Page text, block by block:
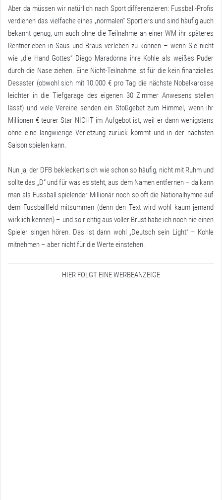
Aber da müssen wir natürlich nach Sport differenzieren: Fussball-Profis
verdienen das vielfache eines „normalen“ Sportlers und sind häufig auch
bekannt genug, um auch ohne die Teilnahme an einer WM ihr späteres
Rentnerleben in Saus und Braus verleben zu können – wenn Sie nicht
wie „die Hand Gottes“ Diego Maradonna ihre Kohle als weißes Puder
durch die Nase ziehen. Eine Nicht-Teilnahme ist für die kein finanzielles
Desaster (obwohl sich mit 10.000 € pro Tag die nächste Nobelkarosse
leichter in die Tiefgarage des eigenen 30 Zimmer Anwesens stellen
lässt) und viele Vereine senden ein Stoßgebet zum Himmel, wenn ihr
Millionen € teurer Star NICHT im Aufgebot ist, weil er dann wenigstens
ohne eine langwierige Verletzung zurück kommt und in der nächsten
Saison spielen kann.
Nun ja, der DFB bekleckert sich wie schon so häufig, nicht mit Ruhm und
sollte das „D“ und für was es steht, aus dem Namen entfernen – da kann
man als Fussball spielender Millionär noch so oft die Nationalhymne auf
dem Fussballfeld mitsummen (denn den Text wird wohl kaum jemand
wirklich kennen) – und so richtig aus voller Brust habe ich noch nie einen
Spieler singen hören. Das ist dann wohl „Deutsch sein Light“ – Kohle
mitnehmen – aber nicht für die Werte einstehen.
HIER FOLGT EINE WERBEANZEIGE